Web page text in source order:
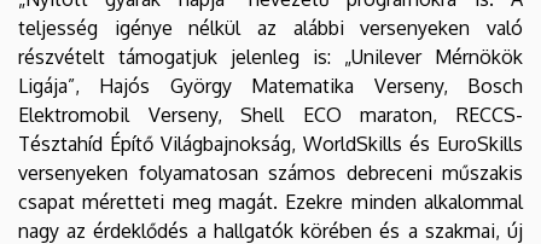
teljesség igénye nélkül az alábbi versenyeken való
részvételt támogatjuk jelenleg is: „Unilever Mérnökök
Ligája”, Hajós György Matematika Verseny, Bosch
Elektromobil Verseny, Shell ECO maraton, RECCS-
Tésztahíd Építő Világbajnokság, WorldSkills és EuroSkills
versenyeken folyamatosan számos debreceni műszakis
csapat méretteti meg magát. Ezekre minden alkalommal
nagy az érdeklődés a hallgatók körében és a szakmai, új